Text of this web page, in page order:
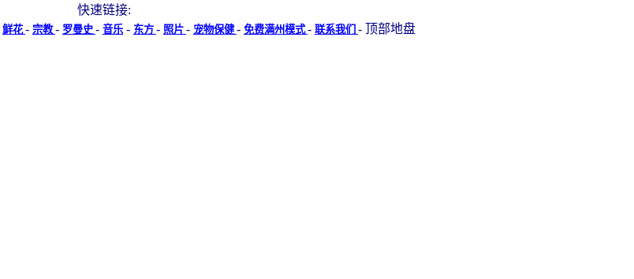
快速链接:
鲜花- 宗教- 罗曼史 - 音乐 - 东方 - 照片 - 宠物保健- 免费满州模式- 联系我们 - 顶部地盘